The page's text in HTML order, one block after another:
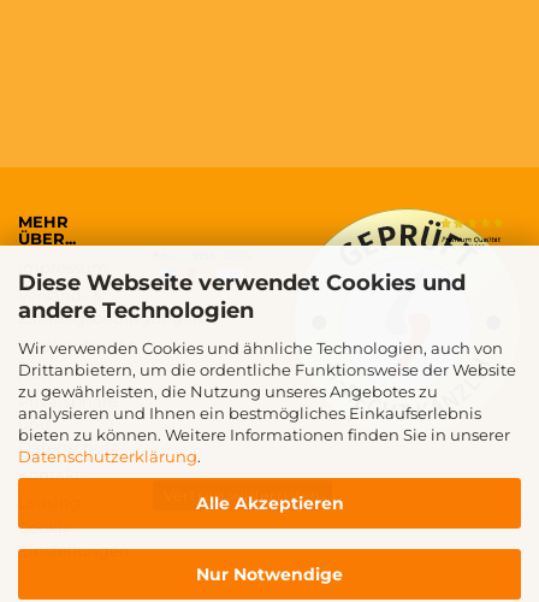
Diese Webseite verwendet Cookies und
andere Technologien
Wir verwenden Cookies und ähnliche Technologien, auch von
Drittanbietern, um die ordentliche Funktionsweise der Website
zu gewährleisten, die Nutzung unseres Angebotes zu
analysieren und Ihnen ein bestmögliches Einkaufserlebnis
bieten zu können. Weitere Informationen finden Sie in unserer
Datenschutzerklärung.
Alle Akzeptieren
Nur Notwendige
MEHR
ÜBER...
Versand- &
Zahlungsbedingungen
Widerrufsrecht
AGB
Privatsphäre
und
Datenschutz
Kontakt
Cookie
Einstellungen
Vertrag widerrufen